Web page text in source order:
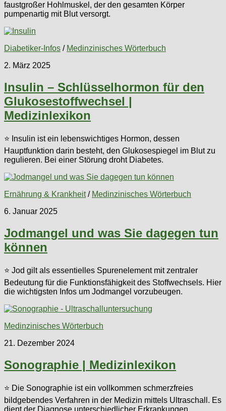
faustgroßer Hohlmuskel, der den gesamten Körper
pumpenartig mit Blut versorgt.
Diabetiker-Infos / Medinzinisches Wörterbuch
2. März 2025
Insulin – Schlüsselhormon für den
Glukosestoffwechsel |
Medizinlexikon
⭐ Insulin ist ein lebenswichtiges Hormon, dessen
Hauptfunktion darin besteht, den Glukosespiegel im Blut zu
regulieren. Bei einer Störung droht Diabetes.
Ernährung & Krankheit/ Medinzinisches Wörterbuch
6. Januar 2025
Jodmangel und was Sie dagegen tun
können
⭐ Jod gilt als essentielles Spurenelement mit zentraler
Bedeutung für die Funktionsfähigkeit des Stoffwechsels. Hier
die wichtigsten Infos um Jodmangel vorzubeugen.
Medinzinisches Wörterbuch
21. Dezember 2024
Sonographie | Medizinlexikon
⭐ Die Sonographie ist ein vollkommen schmerzfreies
bildgebendes Verfahren in der Medizin mittels Ultraschall. Es
dient der Diagnose unterschiedlicher Erkrankungen.